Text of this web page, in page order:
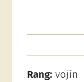
Rang: vojín